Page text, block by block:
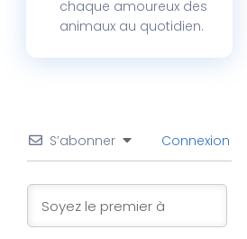
chaque amoureux des
animaux au quotidien.
S’abonner Connexion